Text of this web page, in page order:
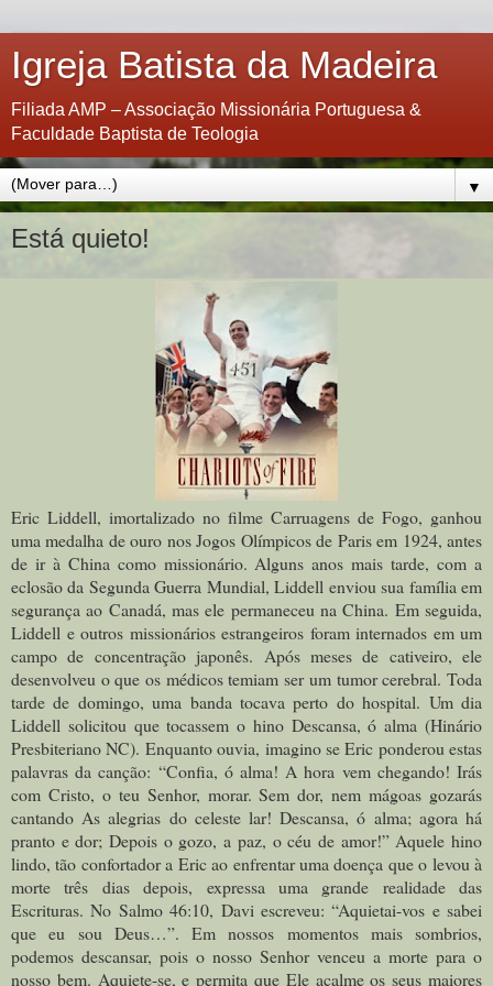
Igreja Batista da Madeira
Filiada AMP – Associação Missionária Portuguesa &
Faculdade Baptista de Teologia
▼
Está quieto!
Eric Liddell, imortalizado no filme Carruagens de Fogo, ganhou
uma medalha de ouro nos Jogos Olímpicos de Paris em 1924, antes
de ir à China como missionário. Alguns anos mais tarde, com a
eclosão da Segunda Guerra Mundial, Liddell enviou sua família em
segurança ao Canadá, mas ele permaneceu na China. Em seguida,
Liddell e outros missionários estrangeiros foram internados em um
campo de concentração japonês. Após meses de cativeiro, ele
desenvolveu o que os médicos temiam ser um tumor cerebral. Toda
tarde de domingo, uma banda tocava perto do hospital. Um dia
Liddell solicitou que tocassem o hino Descansa, ó alma (Hinário
Presbiteriano NC). Enquanto ouvia, imagino se Eric ponderou estas
palavras da canção: “Confia, ó alma! A hora vem chegando! Irás
com Cristo, o teu Senhor, morar. Sem dor, nem mágoas gozarás
cantando As alegrias do celeste lar! Descansa, ó alma; agora há
pranto e dor; Depois o gozo, a paz, o céu de amor!” Aquele hino
lindo, tão confortador a Eric ao enfrentar uma doença que o levou à
morte três dias depois, expressa uma grande realidade das
Escrituras. No Salmo 46:10, Davi escreveu: “Aquietai-vos e sabei
que eu sou Deus…”. Em nossos momentos mais sombrios,
podemos descansar, pois o nosso Senhor venceu a morte para o
nosso bem. Aquiete-se, e permita que Ele acalme os seus maiores